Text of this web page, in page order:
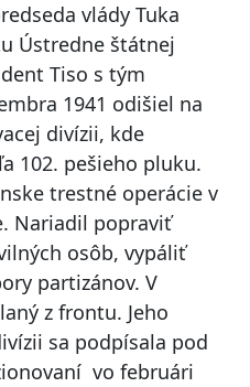
vlády Tuka
Ústredne štátnej
Tiso s tým
1941 odišiel na
divízii, kde
102. pešieho pluku.
trestné operácie v
Nariadil popraviť
osôb, vypáliť
partizánov. V
z frontu. Jeho
sa podpísala pod
vo februári